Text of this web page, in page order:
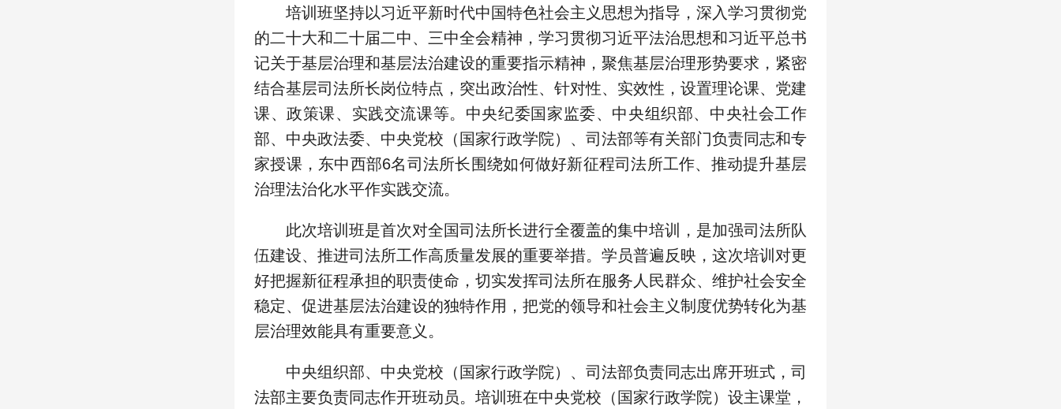
培训班坚持以习近平新时代中国特色社会主义思想为指导，深入学习贯彻党
的二十大和二十届二中、三中全会精神，学习贯彻习近平法治思想和习近平总书
记关于基层治理和基层法治建设的重要指示精神，聚焦基层治理形势要求，紧密
结合基层司法所长岗位特点，突出政治性、针对性、实效性，设置理论课、党建
课、政策课、实践交流课等。中央纪委国家监委、中央组织部、中央社会工作
部、中央政法委、中央党校（国家行政学院）、司法部等有关部门负责同志和专
家授课，东中西部6名司法所长围绕如何做好新征程司法所工作、推动提升基层
治理法治化水平作实践交流。
此次培训班是首次对全国司法所长进行全覆盖的集中培训，是加强司法所队
伍建设、推进司法所工作高质量发展的重要举措。学员普遍反映，这次培训对更
好把握新征程承担的职责使命，切实发挥司法所在服务人民群众、维护社会安全
稳定、促进基层法治建设的独特作用，把党的领导和社会主义制度优势转化为基
层治理效能具有重要意义。
中央组织部、中央党校（国家行政学院）、司法部负责同志出席开班式，司
法部主要负责同志作开班动员。培训班在中央党校（国家行政学院）设主课堂，